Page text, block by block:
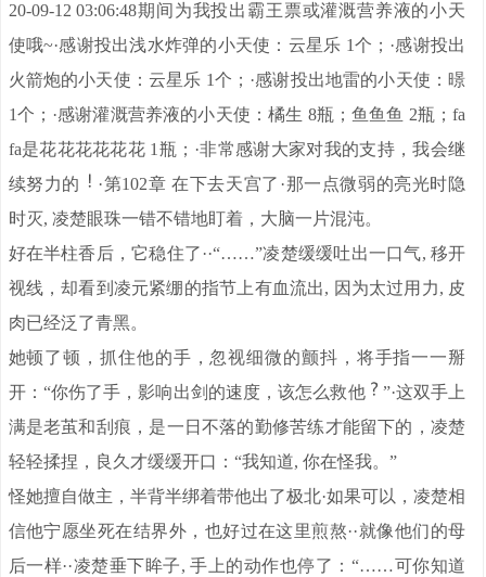
20-09-12 03:06:48期间为我投出霸王票或灌溉营养液的小天
使哦~·感谢投出浅水炸弹的小天使：云星乐 1个；·感谢投出
火箭炮的小天使：云星乐 1个；·感谢投出地雷的小天使：暻
1个；·感谢灌溉营养液的小天使：橘生 8瓶；鱼鱼鱼 2瓶；fa
fa是花花花花花花 1瓶；·非常感谢大家对我的支持，我会继
续努力的
·第102章 在下去天宫了·那一点微弱的亮光时隐
时灭, 凌楚眼珠一错不错地盯着，大脑一片混沌。
好在半柱香后，它稳住了··“……”凌楚缓缓吐出一口气, 移开
视线，却看到凌元紧绷的指节上有血流出, 因为太过用力, 皮
肉已经泛了青黑。
她顿了顿，抓住他的手，忽视细微的颤抖，将手指一一掰
开：“你伤了手，影响出剑的速度，该怎么救他
”·这双手上
满是老茧和刮痕，是一日不落的勤修苦练才能留下的，凌楚
轻轻揉捏，良久才缓缓开口：“我知道, 你在怪我。”
怪她擅自做主，半背半绑着带他出了极北·如果可以，凌楚相
信他宁愿坐死在结界外，也好过在这里煎熬··就像他们的母
后一样··凌楚垂下眸子, 手上的动作也停了：“……可你知道